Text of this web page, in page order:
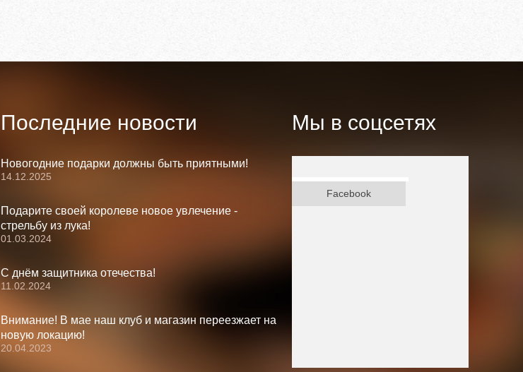
Последние новости
Новогодние подарки должны быть приятными!
14.12.2025
Подарите своей королеве новое увлечение -
стрельбу из лука!
01.03.2024
С днём защитника отечества!
11.02.2024
Внимание! В мае наш клуб и магазин переезжает на
новую локацию!
20.04.2023
Мы в соцсетях
Facebook